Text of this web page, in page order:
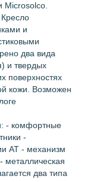
Microsolco.
и
два вида
и твердых
поверхностях
кожи. Возможен
- комфортные
-
АТ - механизм
металлическая
два типа